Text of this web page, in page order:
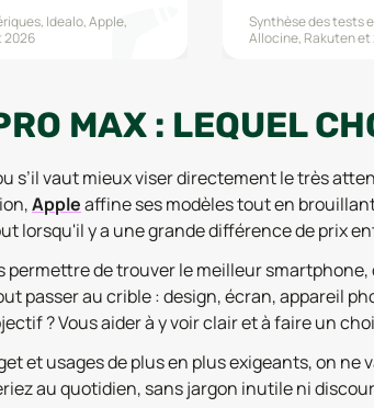
Idealo, Apple,
2026
Synthèse des tests
Allocine, Rakutenet
MAX : LEQUEL
s’il vaut mieux viser directement le très
Appleaffine ses modèles tout en
lorsqu'il y a une grande différence de prix
de trouver le meilleur
passer au crible : design, écran, appareil
? Vous aider à y voir clair et à faire un
et usages de plus en plus exigeants, on
au quotidien, sans jargon inutile ni